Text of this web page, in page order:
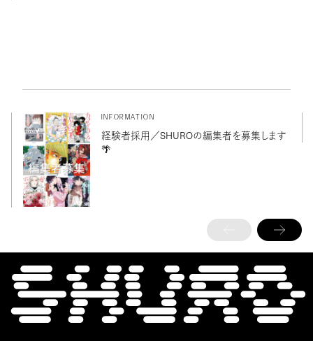
INFORMATION
経験者採用／SHUROの編集者を募集します
🌴